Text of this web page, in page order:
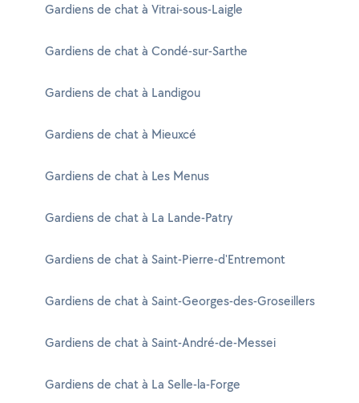
Gardiens de chat à Vitrai-sous-Laigle
Gardiens de chat à Condé-sur-Sarthe
Gardiens de chat à Landigou
Gardiens de chat à Mieuxcé
Gardiens de chat à Les Menus
Gardiens de chat à La Lande-Patry
Gardiens de chat à Saint-Pierre-d'Entremont
Gardiens de chat à Saint-Georges-des-Groseillers
Gardiens de chat à Saint-André-de-Messei
Gardiens de chat à La Selle-la-Forge